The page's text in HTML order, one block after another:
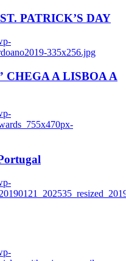
PATRICK’S DAY
335x256.jpg
CHEGA A LISBOA A